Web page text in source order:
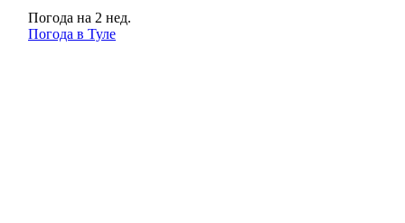
Погода на 2 нед.
Погода в Туле